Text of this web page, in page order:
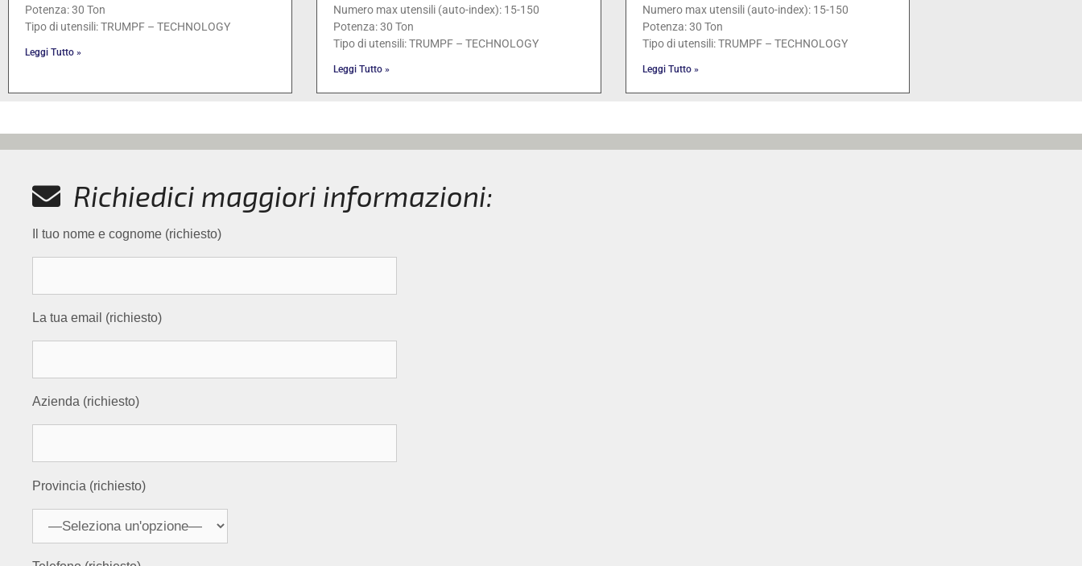
Potenza: 30 Ton
Tipo di utensili: TRUMPF – TECHNOLOGY
Leggi Tutto »
Numero max utensili (auto-index): 15-150
Potenza: 30 Ton
Tipo di utensili: TRUMPF – TECHNOLOGY
Leggi Tutto »
Numero max utensili (auto-index): 15-150
Potenza: 30 Ton
Tipo di utensili: TRUMPF – TECHNOLOGY
Leggi Tutto »
Richiedici maggiori informazioni:
Il tuo nome e cognome (richiesto)
La tua email (richiesto)
Azienda (richiesto)
Provincia (richiesto)